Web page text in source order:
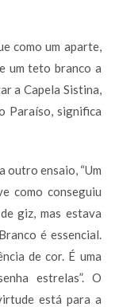
como um aparte,
um teto branco a
a Capela Sistina,
Paraíso, significa
outro ensaio, “Um
como conseguiu
giz, mas estava
é essencial.
de cor. É uma
estrelas”. O
está para a